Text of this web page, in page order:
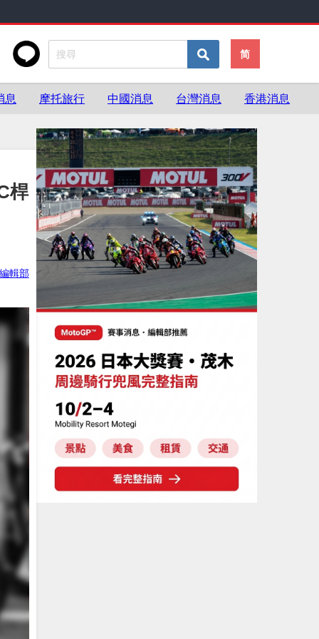
简
息 摩托旅行 中國消息 台灣消息 香港消息
桿
輯部